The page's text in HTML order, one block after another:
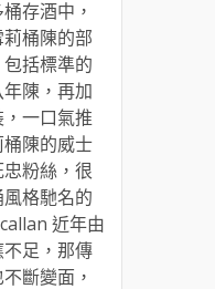
存酒中，
桶陳的部
括標準的
陳，再加
一口氣推
陳的威士
粉絲，很
格馳名的
近年由
足，那傳
斷變面，